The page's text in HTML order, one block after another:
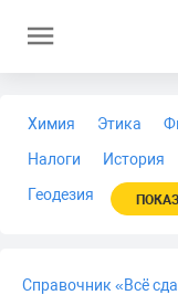
Химия Этика
Налоги
История
Геодезия
Справочник «Всё